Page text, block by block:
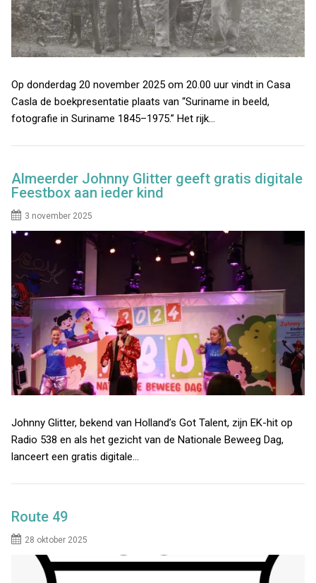
Op donderdag 20 november 2025 om 20.00 uur vindt in Casa
Casla de boekpresentatie plaats van “Suriname in beeld,
fotografie in Suriname 1845–1975.” Het rijk…
Almeerder Johnny Glitter geeft gratis digitale
Feestbox aan ieder kind
3 november 2025
Johnny Glitter, bekend van Holland’s Got Talent, zijn EK-hit op
Radio 538 en als het gezicht van de Nationale Beweeg Dag,
lanceert een gratis digitale…
Route 49
28 oktober 2025